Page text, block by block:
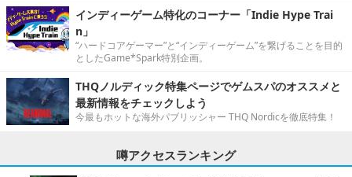
インディーゲーム特化のコーナー「Indie Hype Trai
n」
“ハードコアゲーマー”と“インディーゲーム”を繋げることを目的
としたGame*Spark特別企画。
THQノルディック特集ページでゲムスパのオススメと
最新情報をチェックしよう
今最もホットな海外パブリッシャー THQ Nordicを徹底特集！
噂アクセスランキング